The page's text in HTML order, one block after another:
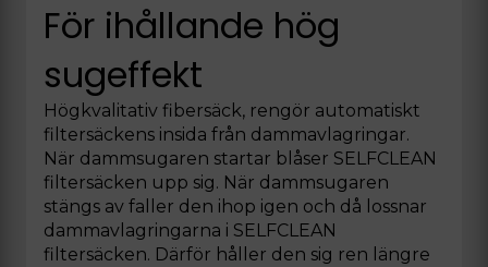
För ihållande hög
sugeffekt
Högkvalitativ fibersäck, rengör automatiskt
filtersäckens insida från dammavlagringar.
När dammsugaren startar blåser SELFCLEAN
filtersäcken upp sig. När dammsugaren
stängs av faller den ihop igen och då lossnar
dammavlagringarna i SELFCLEAN
filtersäcken. Därför håller den sig ren längre